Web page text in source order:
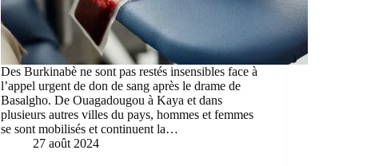
Des Burkinabè ne sont pas restés insensibles face à
l’appel urgent de don de sang après le drame de
Basalgho. De Ouagadougou à Kaya et dans
plusieurs autres villes du pays, hommes et femmes
se sont mobilisés et continuent la…
27 août 2024